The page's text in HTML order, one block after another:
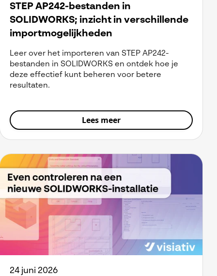
STEP AP242-bestanden in
SOLIDWORKS; inzicht in verschillende
importmogelijkheden
Leer over het importeren van STEP AP242-
bestanden in SOLIDWORKS en ontdek hoe je
deze effectief kunt beheren voor betere
resultaten.
Lees meer
24 juni 2026